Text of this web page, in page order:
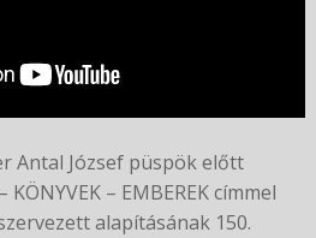
Antal József püspök előtt
– EMBEREK címmel
alapításának 150.